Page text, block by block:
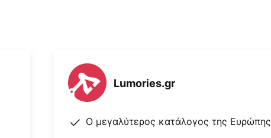
Lumories.gr
Ο μεγαλύτερος κατάλογος της Ευρώπης